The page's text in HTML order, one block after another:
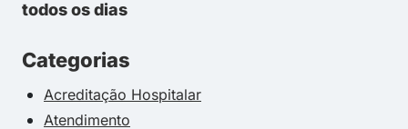
todos os dias
Categorias
Acreditação Hospitalar
Atendimento